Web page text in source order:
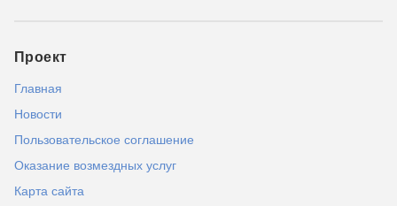
Проект
Главная
Новости
Пользовательское соглашение
Оказание возмездных услуг
Карта сайта